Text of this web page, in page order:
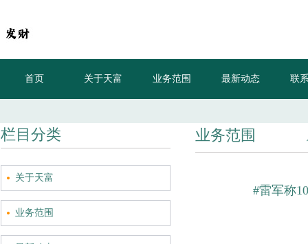
首页 关于天富 业务范围 最新动态 联
栏目分类
关于天富
业务范围
业务范围
#雷军称